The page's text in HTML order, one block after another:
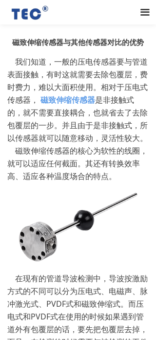
끀
磁致伸缩传感器与其他传感器对比的优势
我们知道，一般的压电传感器要与管道
表面接触，有时这就需要去除包覆层，费
时费力，难以大面积使用。相对于压电式
传感器， 磁致伸缩传感器是非接触式
的，就不需要直接耦合，也就省去了去除
包覆层的一步。并且由于是非接触式，所
以传感器就可以随意移动，灵活性较大。
磁致伸缩传感器的核心为软性的线圈，
就可以适应任何截面。其还有转换效率
高、适应各种温度场合的特点。
在现有的管道导波检测中，导波按激励
方式的不同可以分为压电式、电磁声、脉
冲激光式、PVDF式和磁致伸缩式。而压
电式和PVDF式在使用的时候如果遇到管
道外有包覆层的话，要先把包覆层去掉，